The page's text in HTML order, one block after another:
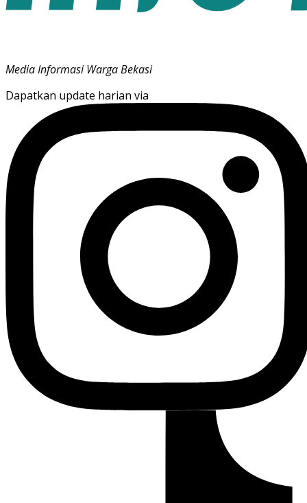
Media Informasi Warga Bekasi
Dapatkan update harian via